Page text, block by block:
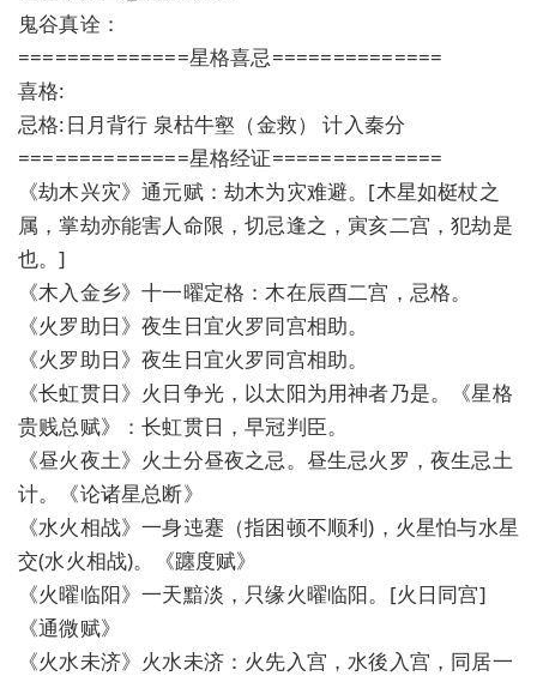
鬼谷真诠：
==============星格喜忌==============
喜格:
忌格:日月背行 泉枯牛壑（金救） 计入秦分
==============星格经证==============
《劫木兴灾》通元赋：劫木为灾难避。[木星如梃杖之
属，掌劫亦能害人命限，切忌逢之，寅亥二宫，犯劫是
也。]
《木入金乡》十一曜定格：木在辰酉二宫，忌格。
《火罗助日》夜生日宜火罗同宫相助。
《火罗助日》夜生日宜火罗同宫相助。
《长虹贯日》火日争光，以太阳为用神者乃是。《星格
贵贱总赋》：长虹贯日，早冠判臣。
《昼火夜土》火土分昼夜之忌。昼生忌火罗，夜生忌土
计。《论诸星总断》
《水火相战》一身迍蹇（指困顿不顺利)，火星怕与水星
交(水火相战)。《躔度赋》
《火曜临阳》一天黯淡，只缘火曜临阳。[火日同宫]
《通微赋》
《火水未济》火水未济：火先入宫，水後入宫，同居一